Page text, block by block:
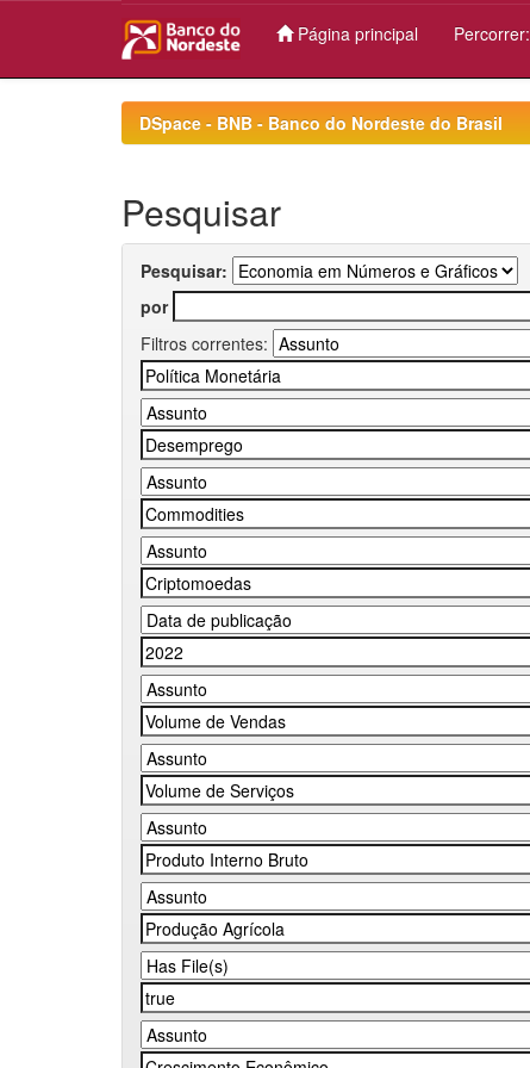
Página principal Percorrer:
DSpace - BNB - Banco do Nordeste do Brasil
Pesquisar
Pesquisar:
por
Filtros correntes: